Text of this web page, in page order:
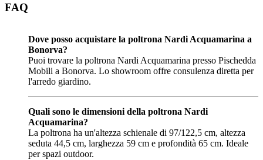
FAQ
Dove posso acquistare la poltrona Nardi Acquamarina a
Bonorva?
Puoi trovare la poltrona Nardi Acquamarina presso Pischedda
Mobili a Bonorva. Lo showroom offre consulenza diretta per
l'arredo giardino.
Quali sono le dimensioni della poltrona Nardi
Acquamarina?
La poltrona ha un'altezza schienale di 97/122,5 cm, altezza
seduta 44,5 cm, larghezza 59 cm e profondità 65 cm. Ideale
per spazi outdoor.